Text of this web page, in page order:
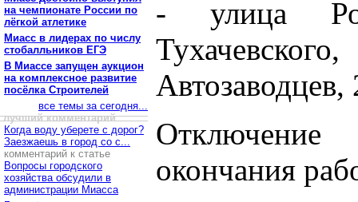
на чемпионате России по
лёгкой атлетике
Миасс в лидерах по числу
стобалльников ЕГЭ
В Миассе запущен аукцион
на комплексное развитие
посёлка Строителей
все темы за сегодня...
лучший комментарий
Когда воду уберете с дорог?
Заезжаешь в город со с...
комментарий к статье
Вопросы городского
хозяйства обсудили в
администрации Миасса
- улица
Автозаводцев,
окончания